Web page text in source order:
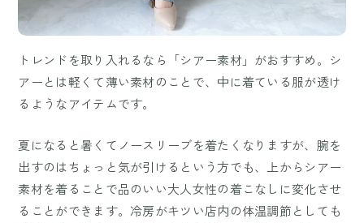
トレンドを取り入れるなら「シアー素材」がおすすめ。シ
アーとは軽くて薄い素材のことで、中に着ている服が透け
るようなアイテムです。
夏になると暑くてノースリーブを着たくなりますが、腕を
出すのはちょっと気が引けるという方でも、上からシアー
素材を着ることで品のいい大人女性の着こなしに変化させ
ることができます。冷房がキツい店内の体温調節としても